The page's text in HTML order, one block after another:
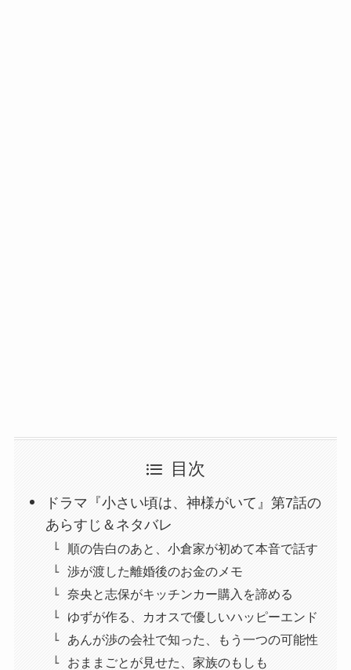
目次
ドラマ『小さい頃は、神様がいて』第7話の
あらすじ＆ネタバレ
順の告白のあと、小倉家が初めて本音で話す
渉が渡した離婚後のお金のメモ
奈央と志保がキッチンカー購入を諦める
ゆずが作る、カオスで優しいハッピーエンド
あんが渉の会社で知った、もう一つの可能性
おままごとが見せた、家族のもしも